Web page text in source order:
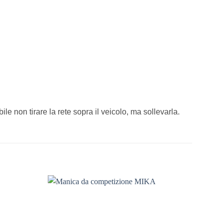
non tirare la rete sopra il veicolo, ma sollevarla.